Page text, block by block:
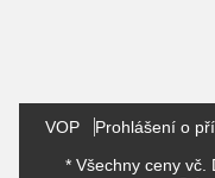
VOP Prohlášení o
* Všechny ceny vč.